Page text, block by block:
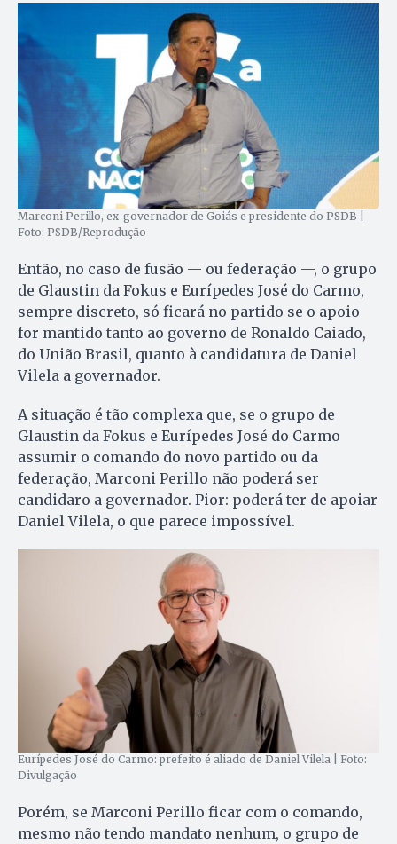
Marconi Perillo, ex-governador de Goiás e presidente do PSDB |
Foto: PSDB/Reprodução
Então, no caso de fusão — ou federação —, o grupo
de Glaustin da Fokus e Eurípedes José do Carmo,
sempre discreto, só ficará no partido se o apoio
for mantido tanto ao governo de Ronaldo Caiado,
do União Brasil, quanto à candidatura de Daniel
Vilela a governador.
A situação é tão complexa que, se o grupo de
Glaustin da Fokus e Eurípedes José do Carmo
assumir o comando do novo partido ou da
federação, Marconi Perillo não poderá ser
candidaro a governador. Pior: poderá ter de apoiar
Daniel Vilela, o que parece impossível.
Eurípedes José do Carmo: prefeito é aliado de Daniel Vilela | Foto:
Divulgação
Porém, se Marconi Perillo ficar com o comando,
mesmo não tendo mandato nenhum, o grupo de